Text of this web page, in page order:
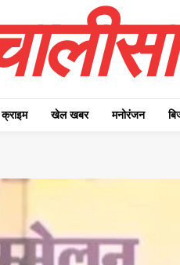
क्राइम खेल खबर मनोरंजन